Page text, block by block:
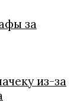
за
из-за